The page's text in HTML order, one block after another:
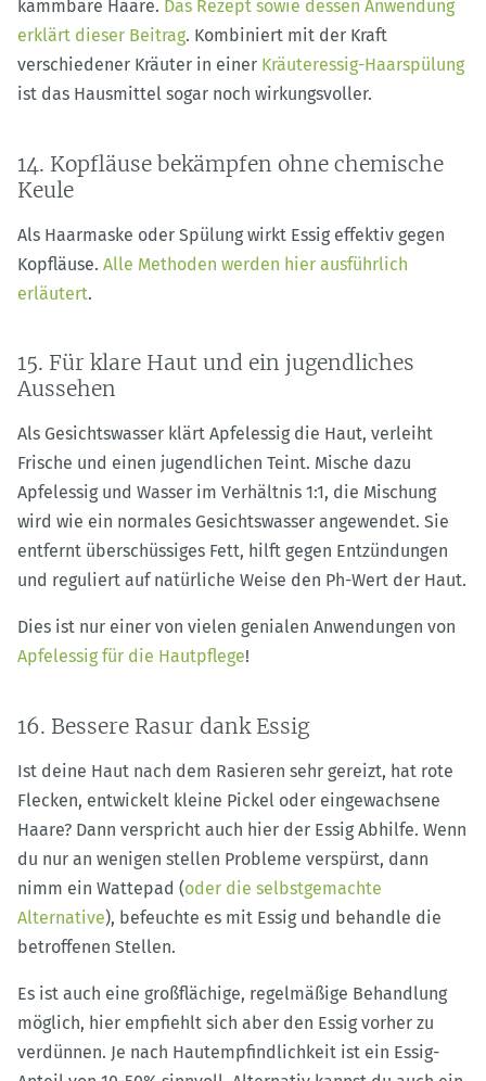
kämmbare Haare. Das Rezept sowie dessen Anwendung
erklärt dieser Beitrag. Kombiniert mit der Kraft
verschiedener Kräuter in einer Kräuteressig-Haarspülung
ist das Hausmittel sogar noch wirkungsvoller.
14. Kopfläuse bekämpfen ohne chemische
Keule
Als Haarmaske oder Spülung wirkt Essig effektiv gegen
Kopfläuse. Alle Methoden werden hier ausführlich
erläutert.
15. Für klare Haut und ein jugendliches
Aussehen
Als Gesichtswasser klärt Apfelessig die Haut, verleiht
Frische und einen jugendlichen Teint. Mische dazu
Apfelessig und Wasser im Verhältnis 1:1, die Mischung
wird wie ein normales Gesichtswasser angewendet. Sie
entfernt überschüssiges Fett, hilft gegen Entzündungen
und reguliert auf natürliche Weise den Ph-Wert der Haut.
Dies ist nur einer von vielen genialen Anwendungen von
Apfelessig für die Hautpflege!
16. Bessere Rasur dank Essig
Ist deine Haut nach dem Rasieren sehr gereizt, hat rote
Flecken, entwickelt kleine Pickel oder eingewachsene
Haare? Dann verspricht auch hier der Essig Abhilfe. Wenn
du nur an wenigen stellen Probleme verspürst, dann
nimm ein Wattepad (oder die selbstgemachte
Alternative), befeuchte es mit Essig und behandle die
betroffenen Stellen.
Es ist auch eine großflächige, regelmäßige Behandlung
möglich, hier empfiehlt sich aber den Essig vorher zu
verdünnen. Je nach Hautempfindlichkeit ist ein Essig-